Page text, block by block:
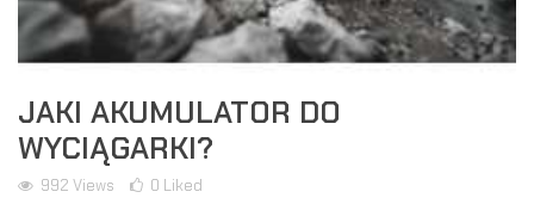
JAKI AKUMULATOR DO
WYCIĄGARKI?
992 Views 0 Liked